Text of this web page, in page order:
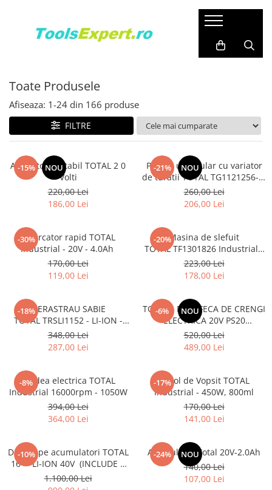
Produse
Toate Produsele
Afiseaza: 1-24 din 166 produse
FILTRE
-15% NOU
Aspirator portabil TOTAL 2 0
Volti
220,00 Lei
186,00 Lei
-21% NOU
Polizor unghiular cu variator
de turatii TOTAL TG1121256-3,
1010W, 125mm
260,00 Lei
206,00 Lei
-30%
Incarcator rapid TOTAL
Industrial - 20V - 4.0Ah
170,00 Lei
119,00 Lei
-20%Masina de slefuit
TOTAL TF1301826 Industrial -
320W, 14000 rpm
223,00 Lei
178,00 Lei
-18%FIERASTRAU SABIE
TOTAL TRSLI1152 - LI-ION -
20V (NU INCLUDE
ACUMULATOR)
348,00 Lei
287,00 Lei
-6% NOU
TOTAL - FOARFECA DE CRENGI
ELECTRICA 20V PS20
(NUINCLUDE ACUMULATOR SI
INCARCATOR)
520,00 Lei
489,00 Lei
-8%
Rindea electrica TOTAL
Industrial 16000rpm - 1050W
394,00 Lei
364,00 Lei
-17%
Pistol de Vopsit TOTAL
Industrial - 450W, 800ml
170,00 Lei
141,00 Lei
-10%
Drujba pe acumulatori TOTAL
16'' - LI-ION 40V (INCLUDE 2
ACUMULATORI + 1
INCARCATOR)
1.100,00 Lei
-24% NOU
Acumulator Total 20V-2.0Ah
140,00 Lei
107,00 Lei